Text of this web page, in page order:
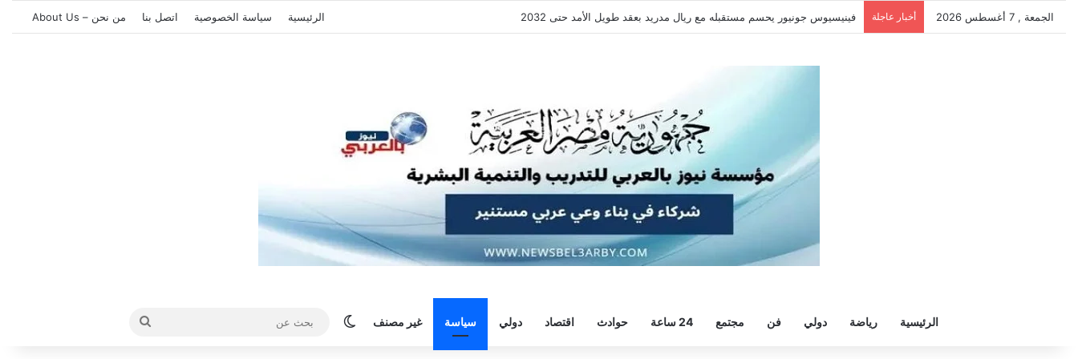
الجمعة , 7 أغسطس 2026 أخبار عاجلة سيلتيك يكثف مفاوضاته لحسم صفقة هيثم حسن.. واللاعب يُرحب الرئيسية سياسة الخصوصية اتصل بنا من نحن – About Us
الرئيسية رياضة دولي فن مجتمع 24 ساعة حوادث اقتصاد دولي سياسة غير مصنف الوضع المظلم
بحث